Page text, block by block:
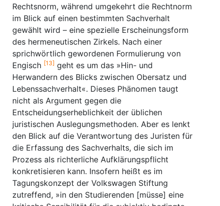
Rechtsnorm, während umgekehrt die Rechtnorm
im Blick auf einen bestimmten Sachverhalt
gewählt wird – eine spezielle Erscheinungsform
des hermeneutischen Zirkels. Nach einer
sprichwörtlich gewordenen Formulierung von
Engisch [13] geht es um das »Hin- und
Herwandern des Blicks zwischen Obersatz und
Lebenssachverhalt«. Dieses Phänomen taugt
nicht als Argument gegen die
Entscheidungserheblichkeit der üblichen
juristischen Auslegungsmethoden. Aber es lenkt
den Blick auf die Verantwortung des Juristen für
die Erfassung des Sachverhalts, die sich im
Prozess als richterliche Aufklärungspflicht
konkretisieren kann. Insofern heißt es im
Tagungskonzept der Volkswagen Stiftung
zutreffend, »in den Studierenden [müsse] eine